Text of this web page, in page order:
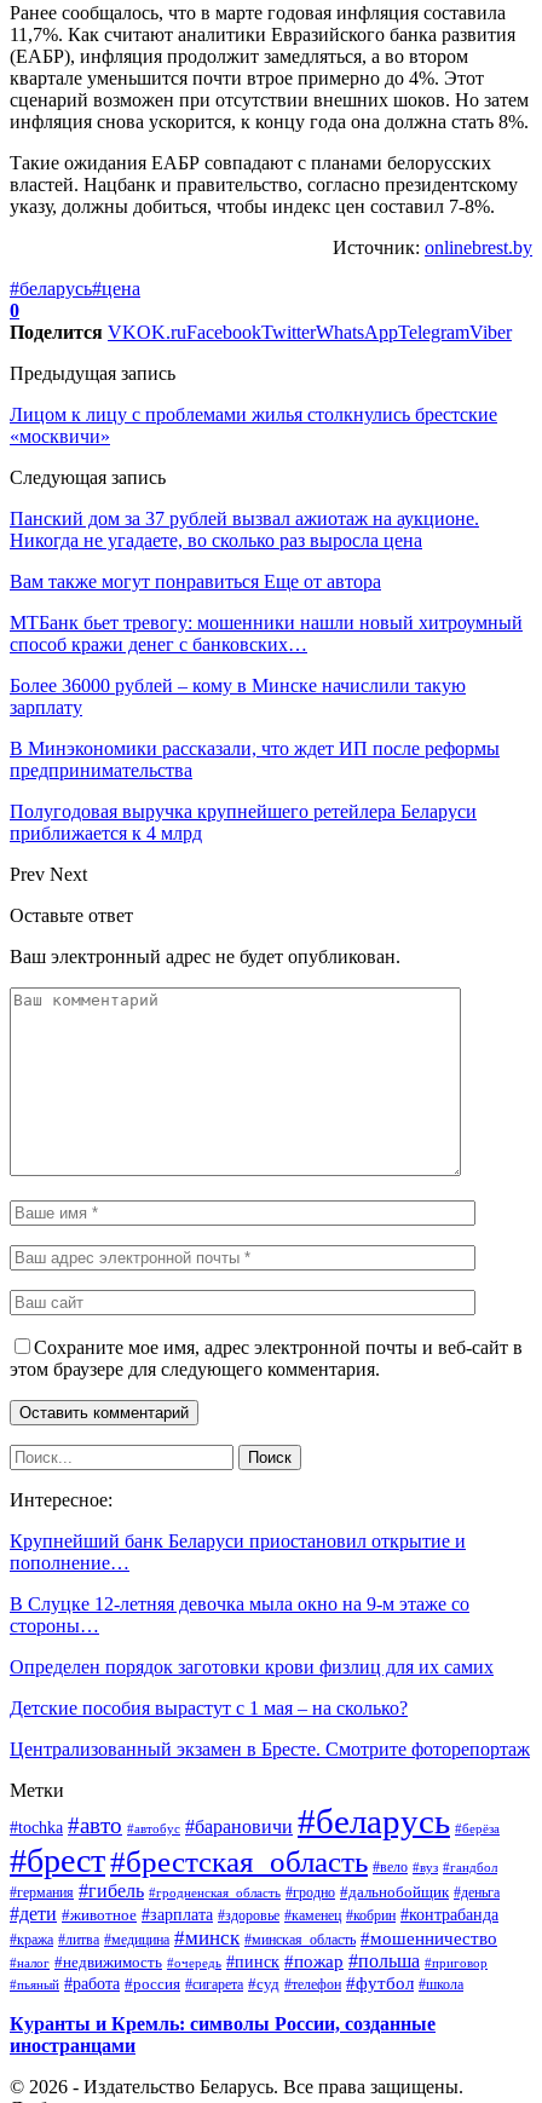
Ранее сообщалось, что в марте годовая инфляция составила
11,7%. Как считают аналитики Евразийского банка развития
(ЕАБР), инфляция продолжит замедляться, а во втором
квартале уменьшится почти втрое примерно до 4%. Этот
сценарий возможен при отсутствии внешних шоков. Но затем
инфляция снова ускорится, к концу года она должна стать 8%.
Такие ожидания ЕАБР совпадают с планами белорусских
властей. Нацбанк и правительство, согласно президентскому
указу, должны добиться, чтобы индекс цен составил 7-8%.
Источник: onlinebrest.by
#беларусь#цена
0
Поделится VKOK.ruFacebookTwitterWhatsAppTelegramViber
Предыдущая запись
Лицом к лицу с проблемами жилья столкнулись брестские
«москвичи»
Следующая запись
Панский дом за 37 рублей вызвал ажиотаж на аукционе.
Никогда не угадаете, во сколько раз выросла цена
Вам также могут понравиться Еще от автора
МТБанк бьет тревогу: мошенники нашли новый хитроумный
способ кражи денег с банковских…
Более 36000 рублей – кому в Минске начислили такую
зарплату
В Минэкономики рассказали, что ждет ИП после реформы
предпринимательства
Полугодовая выручка крупнейшего ретейлера Беларуси
приближается к 4 млрд
Prev Next
Оставьте ответ
Ваш электронный адрес не будет опубликован.
Сохраните мое имя, адрес электронной почты и веб-сайт в
этом браузере для следующего комментария.
Интересное:
Крупнейший банк Беларуси приостановил открытие и
пополнение…
В Слуцке 12-летняя девочка мыла окно на 9-м этаже со
стороны…
Определен порядок заготовки крови физлиц для их самих
Детские пособия вырастут с 1 мая – на сколько?
Централизованный экзамен в Бресте. Смотрите фоторепортаж
Метки
#tochka #авто #автобус #барановичи #беларусь #берёза
#брест#брестская_область #вело #вуз #гандбол
#германия #гибель #гродненская_область #гродно #дальнобойщик #деньга
#дети #животное #зарплата #здоровье #каменец #кобрин #контрабанда
#кража #литва #медицина #минск #минская_область #мошенничество
#налог #недвижимость #очередь #пинск #пожар #польша #приговор
#пьяный #работа #россия #сигарета #суд #телефон #футбол #школа
Куранты и Кремль: символы России, созданные
иностранцами
© 2026 - Издательство Беларусь. Все права защищены.